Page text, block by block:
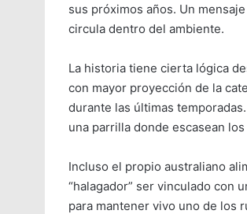
sus próximos años. Un
circula dentro del ambiente.
La historia tiene cierta lógica
con mayor proyección de la
durante las últimas
una parrilla donde escasean
Incluso el propio australiano
“halagador” ser vinculado con
para mantener vivo uno de los